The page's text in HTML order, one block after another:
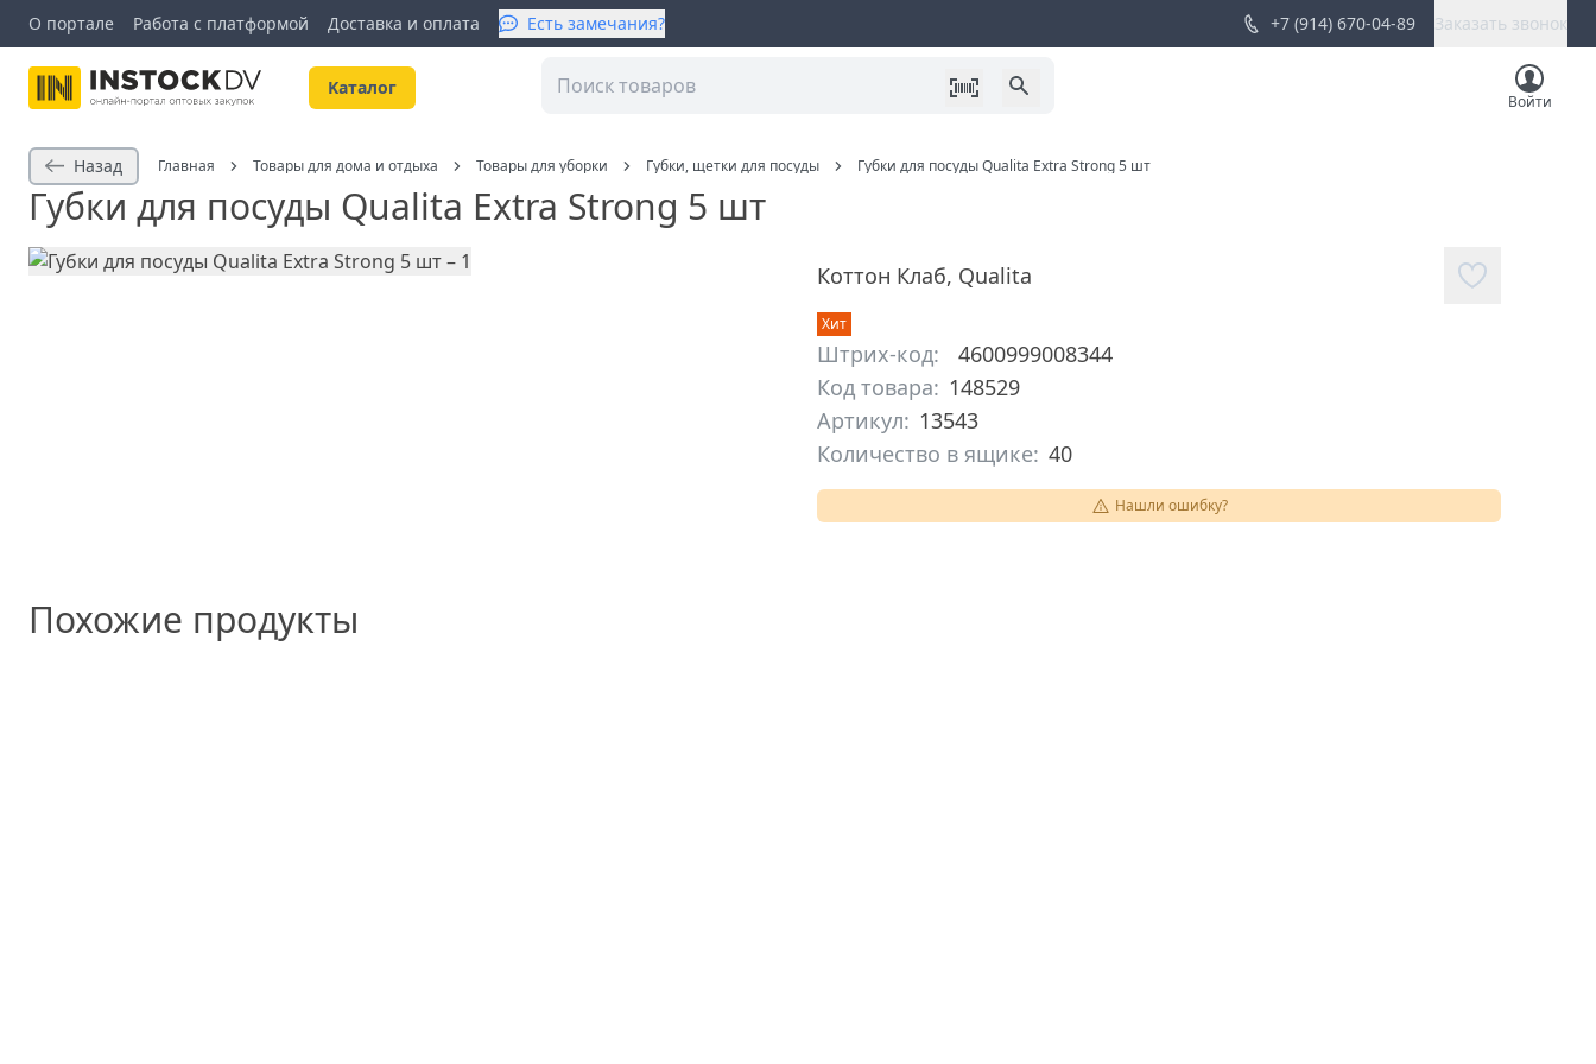
О портале Работа с платформой Доставка и оплата Есть замечания? +7 (914) 670-04-89 Заказать звонок
Kаталог
Войти
Назад Главная Товары для дома и отдыха Товары для уборки Губки, щетки для посуды Губки для посуды Qualita Extra Strong 5 шт
Губки для посуды Qualita Extra Strong 5 шт
Коттон Клаб, Qualita
Хит
Штрих-код:
4600999008344
Код товара: 148529
Артикул: 13543
Количество в ящике: 40
Нашли ошибку?
Похожие продукты